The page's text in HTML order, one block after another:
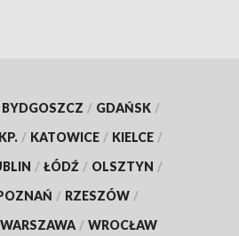
BYDGOSZCZ / GDAŃSK /
/ KATOWICE / KIELCE /
/ ŁÓDŹ / OLSZTYN /
/ RZESZÓW /
WARSZAWA / WROCŁAW